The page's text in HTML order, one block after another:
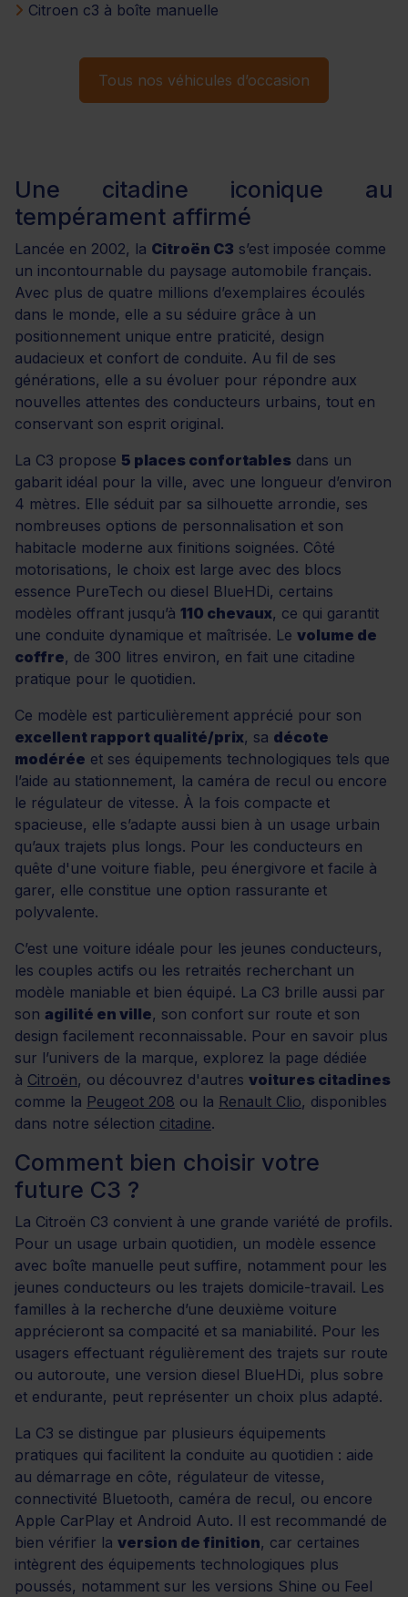
Citroen c3 à boîte manuelle
Tous nos véhicules d’occasion
Une citadine iconique au
tempérament affirmé
Lancée en 2002, la Citroën C3 s’est imposée comme
un incontournable du paysage automobile français.
Avec plus de quatre millions d’exemplaires écoulés
dans le monde, elle a su séduire grâce à un
positionnement unique entre praticité, design
audacieux et confort de conduite. Au fil de ses
générations, elle a su évoluer pour répondre aux
nouvelles attentes des conducteurs urbains, tout en
conservant son esprit original.
La C3 propose 5 places confortables dans un
gabarit idéal pour la ville, avec une longueur d’environ
4 mètres. Elle séduit par sa silhouette arrondie, ses
nombreuses options de personnalisation et son
habitacle moderne aux finitions soignées. Côté
motorisations, le choix est large avec des blocs
essence PureTech ou diesel BlueHDi, certains
modèles offrant jusqu’à 110 chevaux, ce qui garantit
une conduite dynamique et maîtrisée. Le volume de
coffre, de 300 litres environ, en fait une citadine
pratique pour le quotidien.
Ce modèle est particulièrement apprécié pour son
excellent rapport qualité/prix, sa décote
modérée et ses équipements technologiques tels que
l’aide au stationnement, la caméra de recul ou encore
le régulateur de vitesse. À la fois compacte et
spacieuse, elle s’adapte aussi bien à un usage urbain
qu’aux trajets plus longs. Pour les conducteurs en
quête d'une voiture fiable, peu énergivore et facile à
garer, elle constitue une option rassurante et
polyvalente.
C’est une voiture idéale pour les jeunes conducteurs,
les couples actifs ou les retraités recherchant un
modèle maniable et bien équipé. La C3 brille aussi par
son agilité en ville, son confort sur route et son
design facilement reconnaissable. Pour en savoir plus
sur l’univers de la marque, explorez la page dédiée
à Citroën, ou découvrez d'autres voitures citadines
comme la Peugeot 208 ou la Renault Clio, disponibles
dans notre sélection citadine.
Comment bien choisir votre
future C3 ?
La Citroën C3 convient à une grande variété de profils.
Pour un usage urbain quotidien, un modèle essence
avec boîte manuelle peut suffire, notamment pour les
jeunes conducteurs ou les trajets domicile-travail. Les
familles à la recherche d’une deuxième voiture
apprécieront sa compacité et sa maniabilité. Pour les
usagers effectuant régulièrement des trajets sur route
ou autoroute, une version diesel BlueHDi, plus sobre
et endurante, peut représenter un choix plus adapté.
La C3 se distingue par plusieurs équipements
pratiques qui facilitent la conduite au quotidien : aide
au démarrage en côte, régulateur de vitesse,
connectivité Bluetooth, caméra de recul, ou encore
Apple CarPlay et Android Auto. Il est recommandé de
bien vérifier la version de finition, car certaines
intègrent des équipements technologiques plus
poussés, notamment sur les versions Shine ou Feel